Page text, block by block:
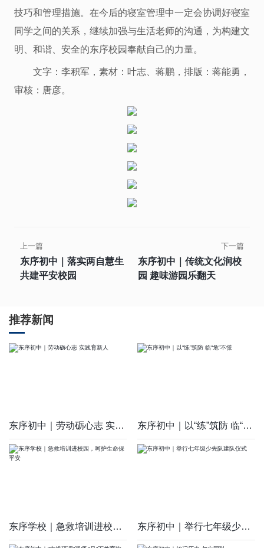
技巧和管理措施。在今后的寝室管理中一定会协调好寝室
同学之间的关系，继续加强与生活老师的沟通，为构建文
明、和谐、安全的东序校园奉献自己的力量。
文字：李积军，素材：叶志、蒋鹏，排版：蒋能勇，
审核：唐彦。
上一篇
东序初中｜落实两自慧生
共建平安校园
下一篇
东序初中｜传统文化润校
园 趣味游园乐翻天
推荐新闻
东序初中｜劳动砺心志 实践育新人 东序初中｜以“练”筑防 临“危”不慌
东序学校｜急救培训进校园，呵护生命保平安 东序初中｜举行七年级少先队建队仪式